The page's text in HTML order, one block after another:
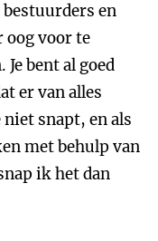
en
oog voor te
bent al goed
er van alles
snapt, en als
met behulp van
ik het dan